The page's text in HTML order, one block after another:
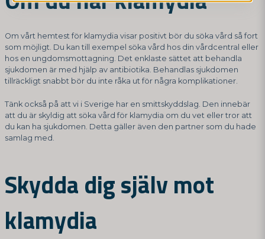
Om vårt hemtest för klamydia visar positivt bör du söka vård så fort
som möjligt. Du kan till exempel söka vård hos din vårdcentral eller
hos en ungdomsmottagning. Det enklaste sättet att behandla
sjukdomen är med hjälp av antibiotika. Behandlas sjukdomen
tillräckligt snabbt bör du inte råka ut för några komplikationer.
Tänk också på att vi i Sverige har en smittskyddslag. Den innebär
att du är skyldig att söka vård för klamydia om du vet eller tror att
du kan ha sjukdomen. Detta gäller även den partner som du hade
samlag med.
Skydda dig själv mot
klamydia